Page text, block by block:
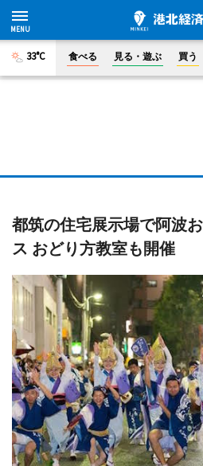
33°C 食べる 見る・遊ぶ 買う
都筑の住宅展示場で阿波
ス おどり方教室も開催